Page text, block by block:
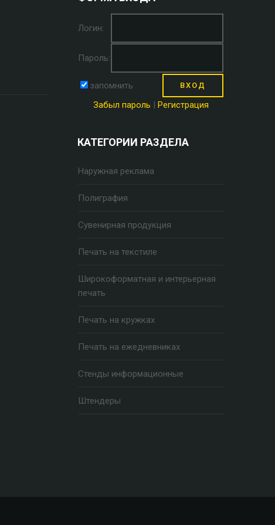
Логин:
Пароль:
запомнить
Забыл пароль | Регистрация
КАТЕГОРИИ РАЗДЕЛА
Наружная реклама
Полиграфия
Сувенирная продукция
Печать на текстиле
Широкоформатная и интерьерная
печать
Печать на кружках
Печать на ежедневниках
Стенды информационные
Штендеры